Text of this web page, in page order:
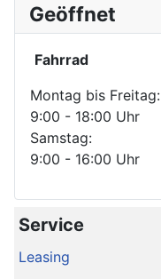
Geöffnet
Fahrrad
Montag bis Freitag:
9:00 - 18:00 Uhr
Samstag:
9:00 - 16:00 Uhr
Service
Leasing